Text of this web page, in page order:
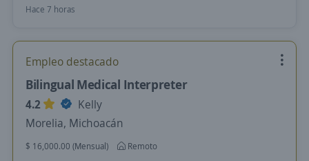
Hace 7 horas
Empleo destacado
Bilingual Medical Interpreter
4.2
Kelly
Morelia, Michoacán
$ 16,000.00 (Mensual)
Remoto